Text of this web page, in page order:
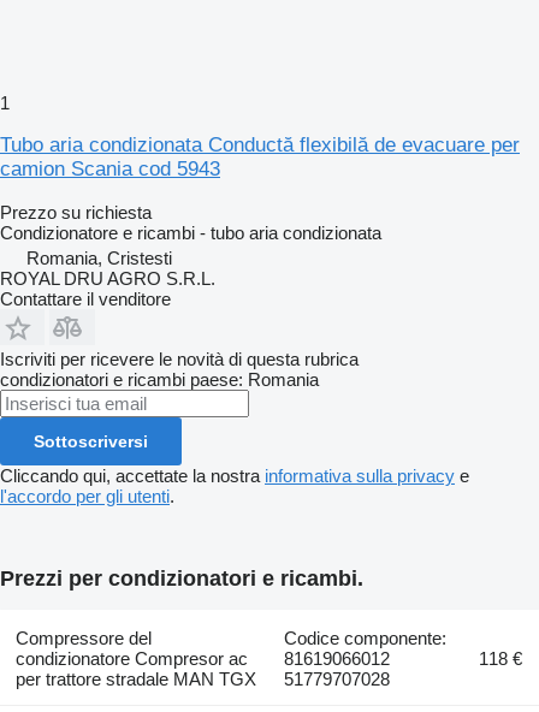
1
Tubo aria condizionata Conductă flexibilă de evacuare per
camion Scania cod 5943
Prezzo su richiesta
Condizionatore e ricambi - tubo aria condizionata
Romania, Cristesti
ROYAL DRU AGRO S.R.L.
Contattare il venditore
Iscriviti per ricevere le novità di questa rubrica
condizionatori e ricambi paese: Romania
Sottoscriversi
Cliccando qui, accettate la nostra informativa sulla privacy e
l'accordo per gli utenti.
Prezzi per condizionatori e ricambi.
Compressore del
condizionatore Compresor ac
per trattore stradale MAN TGX
Codice componente:
81619066012
51779707028
118 €